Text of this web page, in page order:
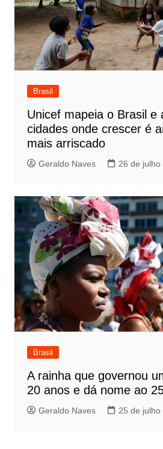
Brasil
Unicef mapeia o Brasil e
cidades onde crescer é
mais arriscado
Geraldo Naves 26 de julho
Brasil
A rainha que governou
20 anos e dá nome ao
Geraldo Naves 25 de julho